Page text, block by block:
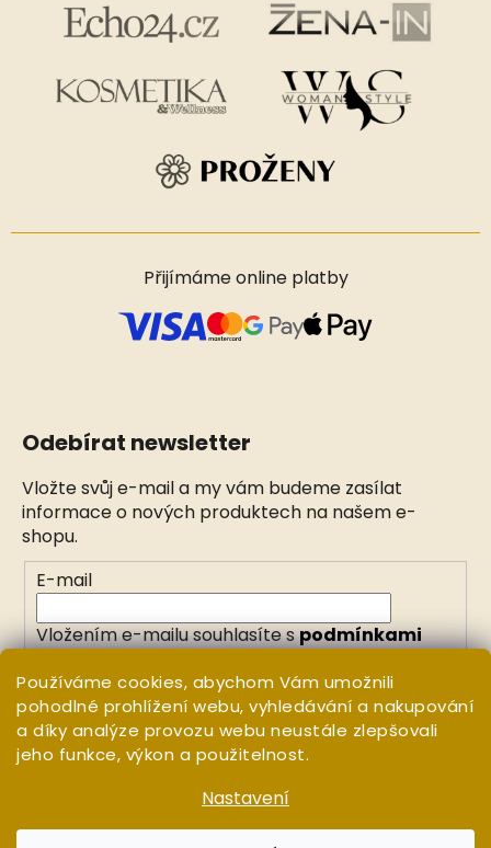
Používáme cookies, abychom Vám umožnili
pohodlné prohlížení webu, vyhledávání a nakupování
a díky analýze provozu webu neustále zlepšovali
jeho funkce, výkon a použitelnost.
Nastavení
Přijímáme online platby
Odebírat newsletter
Vložte svůj e-mail a my vám budeme zasílat
informace o nových produktech na našem e-
shopu.
E-mail
Vložením e-mailu souhlasíte spodmínkami
PŘIHLÁSIT SE
Vytvořil Shoptet